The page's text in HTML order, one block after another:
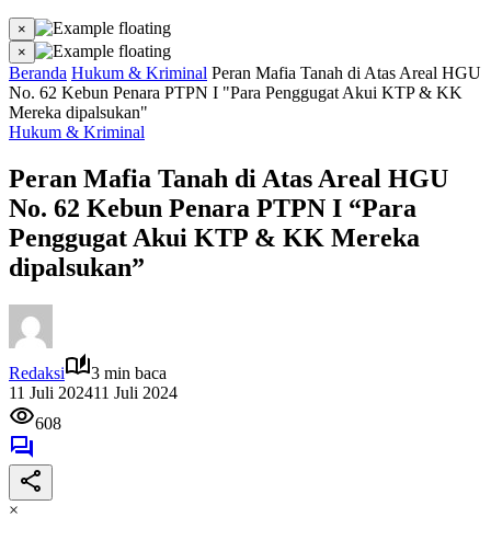
×
×
Beranda Hukum & Kriminal Peran Mafia Tanah di Atas Areal HGU
No. 62 Kebun Penara PTPN I "Para Penggugat Akui KTP & KK
Mereka dipalsukan"
Hukum & Kriminal
Peran Mafia Tanah di Atas Areal HGU
No. 62 Kebun Penara PTPN I “Para
Penggugat Akui KTP & KK Mereka
dipalsukan”
Redaksi
3 min baca
11 Juli 202411 Juli 2024
608
×